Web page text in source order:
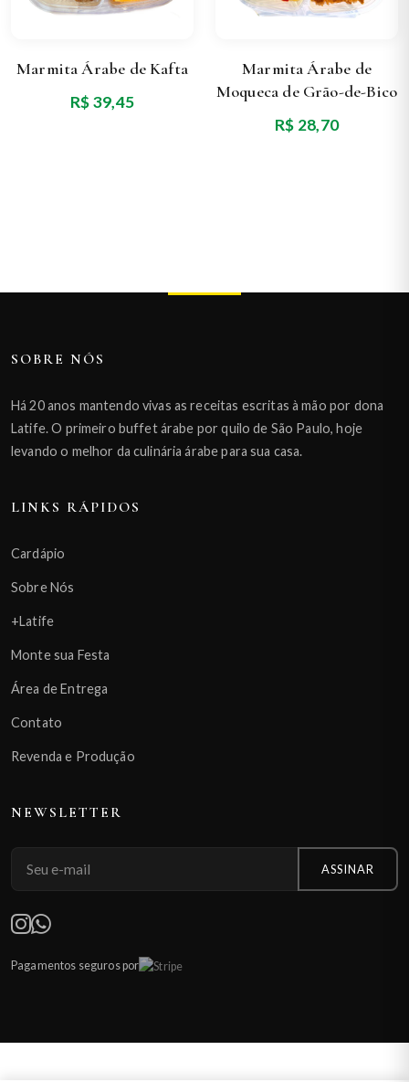
Marmita Árabe de Kafta
R$ 39,45
Marmita Árabe de
Moqueca de Grão-de-Bico
R$ 28,70
SOBRE NÓS
Há 20 anos mantendo vivas as receitas escritas à mão por dona
Latife. O primeiro buffet árabe por quilo de São Paulo, hoje
levando o melhor da culinária árabe para sua casa.
LINKS RÁPIDOS
Cardápio
Sobre Nós
+Latife
Monte sua Festa
Área de Entrega
Contato
Revenda e Produção
NEWSLETTER
ASSINAR
Pagamentos seguros por